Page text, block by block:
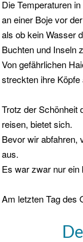
Die Temperaturen
an einer Boje vor
als ob kein Wasser
Buchten und Inseln
Von gefährlichen
streckten ihre
Trotz der Schönheit
reisen, bietet sich.
Bevor wir abfahren,
aus.
Es war zwar nur
Am letzten Tag des